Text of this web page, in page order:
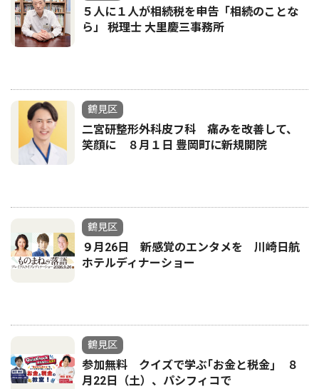
５人に１人が相続税を申告「相続のことな
ら」 税理士 大里慶三事務所
鶴見区
二宮研整形外科皮フ科 痛みを改善して、
笑顔に ８月１日 豊岡町に新規開院
鶴見区
９月26日 新感覚のエンタメを 川崎日航
ホテルディナーショー
鶴見区
参加無料 クイズで学ぶ｢お金と税金｣ ８
月22日（土）、パシフィコで